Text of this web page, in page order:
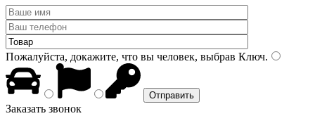
Пожалуйста, докажите, что вы человек, выбрав Ключ.
Заказать звонок